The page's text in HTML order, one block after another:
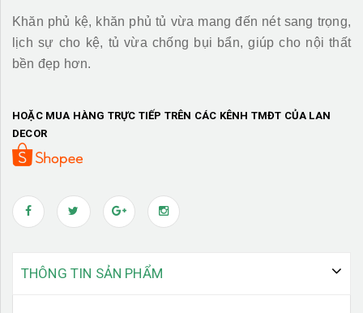
Khăn phủ kệ, khăn phủ tủ vừa mang đến nét sang trọng,
lịch sự cho kệ, tủ vừa chống bụi bẩn, giúp cho nội thất
bền đẹp hơn.
HOẶC MUA HÀNG TRỰC TIẾP TRÊN CÁC KÊNH TMĐT CỦA LAN
DECOR
THÔNG TIN SẢN PHẨM